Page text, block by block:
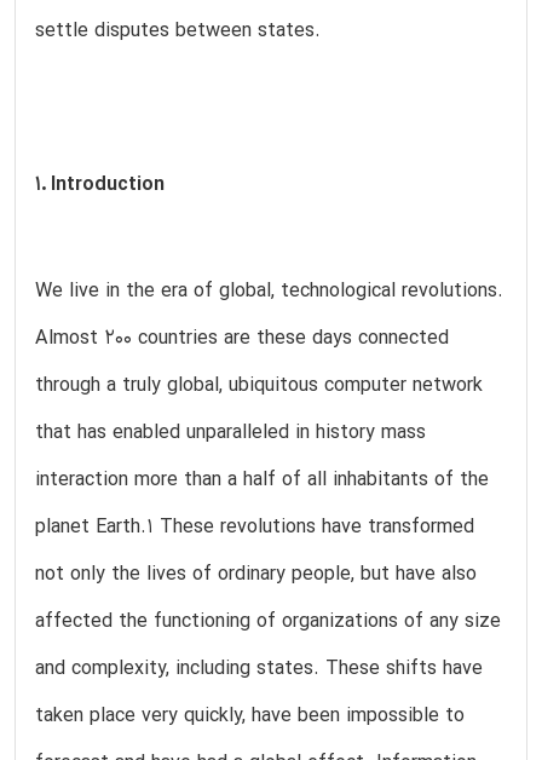
settle disputes between states.
1. Introduction
We live in the era of global, technological revolutions.
Almost 200 countries are these days connected
through a truly global, ubiquitous computer network
that has enabled unparalleled in history mass
interaction more than a half of all inhabitants of the
planet Earth.1 These revolutions have transformed
not only the lives of ordinary people, but have also
affected the functioning of organizations of any size
and complexity, including states. These shifts have
taken place very quickly, have been impossible to